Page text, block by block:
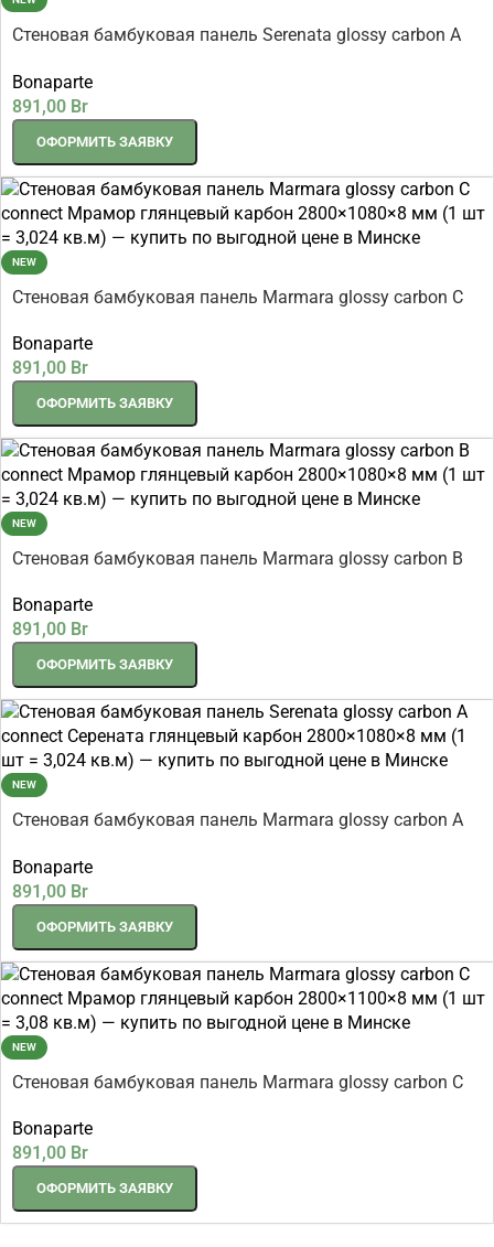
Стеновая бамбуковая панель Serenata glossy carbon A
шт = 3,08 кв.м)
Bonaparte
891,00 Br
ОФОРМИТЬ ЗАЯВКУ
NEW
Стеновая бамбуковая панель Marmara glossy carbon C
шт = 3,024 кв.м)
Bonaparte
891,00 Br
ОФОРМИТЬ ЗАЯВКУ
NEW
Стеновая бамбуковая панель Marmara glossy carbon B
шт = 3,024 кв.м)
Bonaparte
891,00 Br
ОФОРМИТЬ ЗАЯВКУ
NEW
Стеновая бамбуковая панель Marmara glossy carbon A
шт = 3,024 кв.м)
Bonaparte
891,00 Br
ОФОРМИТЬ ЗАЯВКУ
NEW
Стеновая бамбуковая панель Marmara glossy carbon C
шт = 3,08 кв.м)
Bonaparte
891,00 Br
ОФОРМИТЬ ЗАЯВКУ